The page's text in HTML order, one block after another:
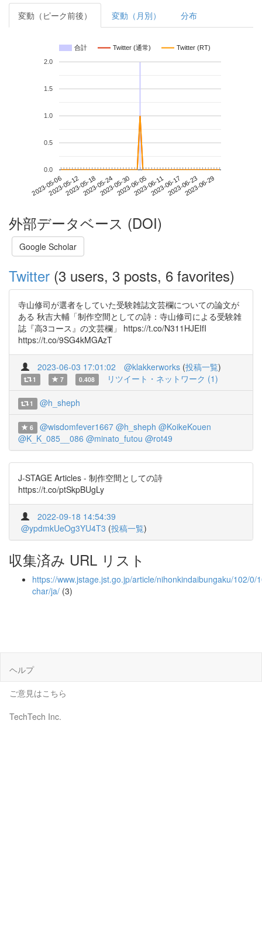
変動（ピーク前後） 変動（月別） 分布
合計 Twitter (通常) Twitter (RT)
2023-05-062023-05-122023-05-182023-05-242023-05-302023-06-052023-06-112023-06-172023-06-232023-06-29
0.0
0.5
1.0
1.5
2.0
外部データベース (DOI)
Google Scholar
Twitter (3 users, 3 posts, 6 favorites)
寺山修司が選者をしていた受験雑誌文芸欄についての論文が
ある 秋吉大輔「制作空間としての詩：寺山修司による受験雑
誌『高3コース』の文芸欄」 https://t.co/N311HJEIfI
https://t.co/9SG4kMGAzT
2023-06-03 17:01:02 @klakkerworks (投稿一覧)
1 7 0.408 リツイート・ネットワーク (1)
1 @h_sheph
6 @wisdomfever1667 @h_sheph @KoikeKouen
@K_K_085__086 @minato_futou @rot49
J-STAGE Articles - 制作空間としての詩
https://t.co/ptSkpBUgLy
2022-09-18 14:54:39
@ypdmkUeOg3YU4T3 (投稿一覧)
収集済み URL リスト
https://www.jstage.jst.go.jp/article/nihonkindaibungaku/102/0/
char/ja/ (3)
ヘルプ
ご意見はこちら
TechTech Inc.